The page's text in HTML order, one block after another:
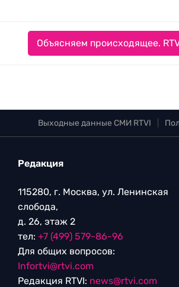
Объясняем происходящее.
Выходные данные СМИ RTVI
Редакция
115280, г. Москва, ул. Ленинская
слобода,
д. 26, этаж 2
тел: +7 (499) 579-86-96
Для общих вопросов:
Infortvi@rtvi.com
Редакция RTVI: news@rtvi.com